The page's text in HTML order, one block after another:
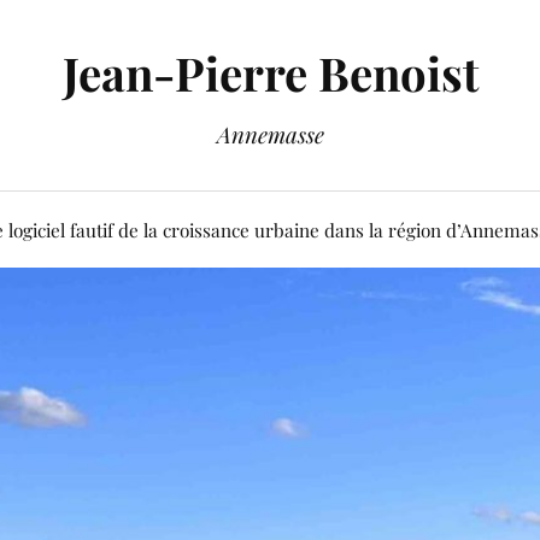
Jean-Pierre Benoist
Annemasse
logiciel fautif de la croissance urbaine dans la région